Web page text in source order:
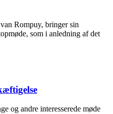
Rompuy, bringer sin
som i anledning af det
og andre interesserede møde